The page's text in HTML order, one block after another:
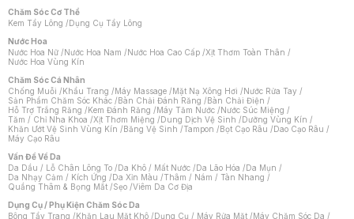
Chăm Sóc Cơ Thể
Kem Tẩy Lông /Dụng Cụ Tẩy Lông
Nước Hoa
Nước Hoa Nữ /Nước Hoa Nam /Nước Hoa Cao Cấp /Xịt Thơm Toàn Thân /
Nước Hoa Vùng Kín
Chăm Sóc Cá Nhân
Chống Muỗi /Khẩu Trang /Máy Massage /Mặt Nạ Xông Hơi /Nước Rửa Tay /
Sản Phẩm Chăm Sóc Khác /Bàn Chải Đánh Răng /Bàn Chải Điện /
Hỗ Trợ Trắng Răng /Kem Đánh Răng /Máy Tăm Nước /Nước Súc Miệng /
Tăm / Chỉ Nha Khoa /Xịt Thơm Miệng /Dung Dịch Vệ Sinh /Dưỡng Vùng Kín /
Khăn Ướt Vệ Sinh Vùng Kín /Băng Vệ Sinh /Tampon /Bọt Cạo Râu /Dao Cạo Râu /
Máy Cạo Râu
Vấn Đề Về Da
Da Dầu / Lỗ Chân Lông To /Da Khô / Mất Nước /Da Lão Hóa /Da Mụn /
Da Nhạy Cảm / Kích Ứng /Da Xỉn Màu /Thâm / Nám / Tàn Nhang /
Quầng Thâm & Bọng Mắt /Sẹo /Viêm Da Cơ Địa
Dụng Cụ / Phụ Kiện Chăm Sóc Da
Bông Tẩy Trang /Khăn Lau Mặt Khô /Dụng Cụ / Máy Rửa Mặt /Máy Chăm Sóc Da /